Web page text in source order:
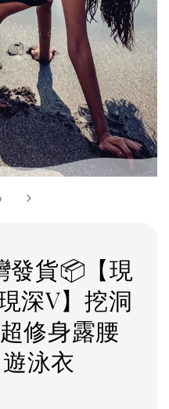
發貨📦【現
深V】挖洞
修身露腰
泳衣